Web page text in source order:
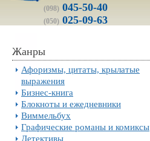
(098) 045-50-40
(050) 025-09-63
Жанры
Афоризмы, цитаты, крылатые
выражения
Бизнес-книга
Блокноты и ежедневники
Виммельбух
Графические романы и комиксы
Детективы